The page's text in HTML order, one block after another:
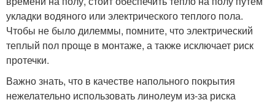
укладки водяного или электрического теплого пола.
Чтобы не было дилеммы, помните, что электрический
теплый пол проще в монтаже, а также исключает риск
протечки.
Важно знать, что в качестве напольного покрытия
нежелательно использовать линолеум из-за риска